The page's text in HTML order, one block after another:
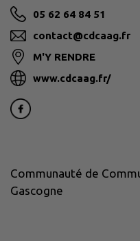
05 62 64 84 51
contact@cdcaag.fr
M'Y RENDRE
www.cdcaag.fr/
Communauté de
Gascogne